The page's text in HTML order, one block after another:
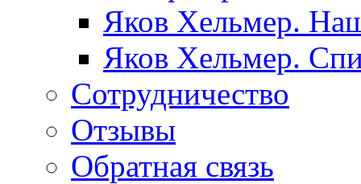
Яков Хельмер.
Яков Хельмер.
Сотрудничество
Отзывы
Обратная связь